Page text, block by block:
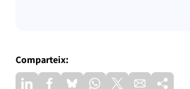
Comparteix: